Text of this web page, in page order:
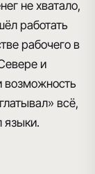
не хватало,
работать
рабочего в
и
возможность
всё,
языки.